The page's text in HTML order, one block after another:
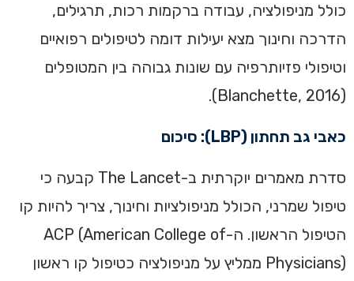
כולל מניפולציה, עבודה ברקמות רכות, תרגילים,
הדרכה וחינוך מצא יעילות דומה לטיפולים רפואיים
וטיפולי פזיותרפיה עם שונות גבוהה בין המטופלים
(Blanchette, 2016).
כאבי גב תחתון (LBP): סיכום
סדרת מאמרים יוקרתית ב-The Lancet קבעה כי
טיפול שמרני, הכולל מניפולציות וחינוך, צריך להיות קו
הטיפול הראשון. ה-ACP (American College of
Physicians) ממליץ על מניפולציה כטיפול קו ראשון